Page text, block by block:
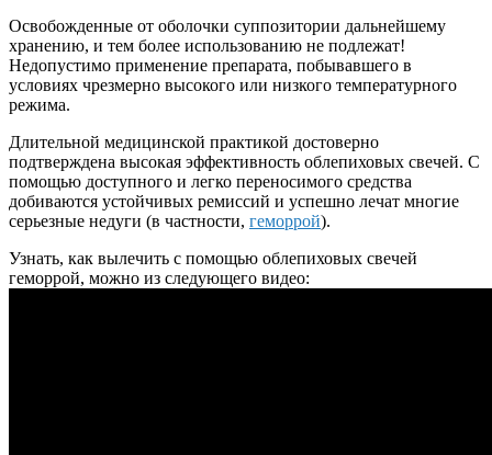
Освобожденные от оболочки суппозитории дальнейшему
хранению, и тем более использованию не подлежат!
Недопустимо применение препарата, побывавшего в
условиях чрезмерно высокого или низкого температурного
режима.
Длительной медицинской практикой достоверно
подтверждена высокая эффективность облепиховых свечей. С
помощью доступного и легко переносимого средства
добиваются устойчивых ремиссий и успешно лечат многие
серьезные недуги (в частности, геморрой).
Узнать, как вылечить с помощью облепиховых свечей
геморрой, можно из следующего видео: